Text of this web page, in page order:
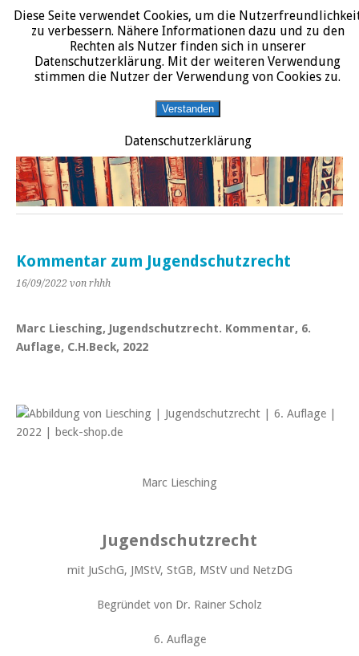
START DATENSCHUTZERKLÄRUNG IMPRESSUM ÜBER JURALIT
JURALIT
Rezensionen juristischer Literatur
Kommentar zum Jugendschutzrecht
16/09/2022 von rhhh
Marc Liesching, Jugendschutzrecht. Kommentar, 6.
Auflage, C.H.Beck, 2022
Marc Liesching
Jugendschutzrecht
mit JuSchG, JMStV, StGB, MStV und NetzDG
Begründet von Dr. Rainer Scholz
6. Auflage
Diese Seite verwendet Cookies, um die
zu verbessern. Nähere Informationen dazu und zu den
Rechten als Nutzer finden sich in unserer
Datenschutzerklärung. Mit der weiteren Verwendung
stimmen die Nutzer der Verwendung von Cookies zu.
Verstanden
Datenschutzerklärung